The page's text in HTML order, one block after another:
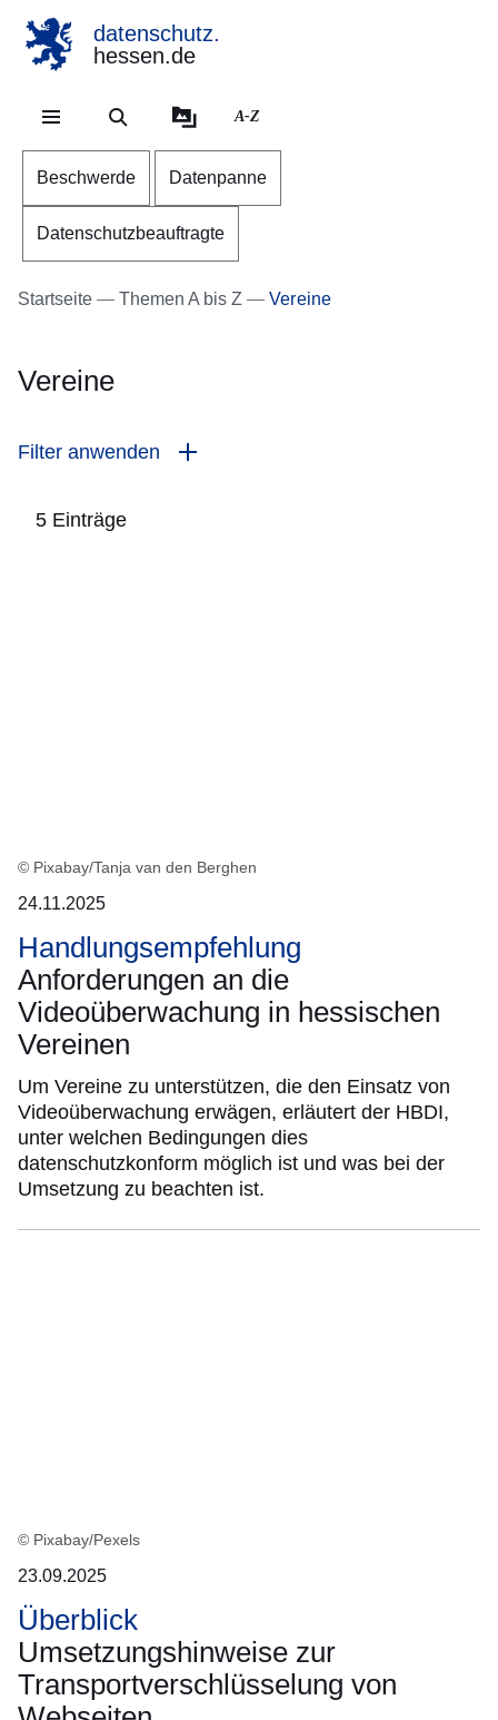
datenschutz.
hessen.de
A-Z
Beschwerde Datenpanne
Datenschutzbeauftragte
Startseite Themen A bis Z Vereine
Vereine
Filter anwenden
5 Einträge
© Pixabay/Tanja van den Berghen
24.11.2025
Handlungsempfehlung
Anforderungen an die
Videoüberwachung in hessischen
Vereinen
Um Vereine zu unterstützen, die den Einsatz von
Videoüberwachung erwägen, erläutert der HBDI,
unter welchen Bedingungen dies
datenschutzkonform möglich ist und was bei der
Umsetzung zu beachten ist.
© Pixabay/Pexels
23.09.2025
Überblick
Umsetzungshinweise zur
Transportverschlüsselung von